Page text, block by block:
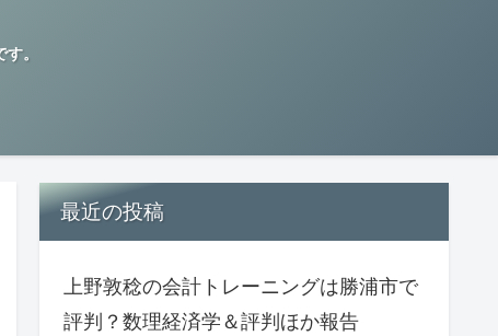
。
最近の投稿
上野敦稔の会計トレーニングは勝浦市で
評判？数理経済学＆評判ほか報告